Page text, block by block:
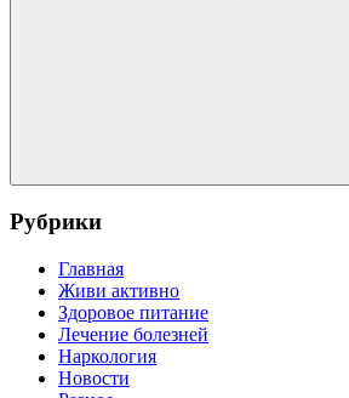
Поиск
Рубрики
Главная
Живи активно
Здоровое питание
Лечение болезней
Наркология
Новости